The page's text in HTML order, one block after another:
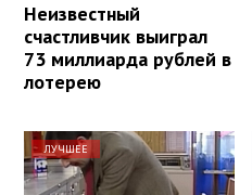
Неизвестный
счастливчик выиграл
73 миллиарда рублей в
лотерею
ЛУЧШЕЕ